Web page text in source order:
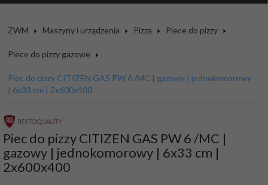
ZWM Maszyny i urządzenia Pizza Piece do pizzy
Piece do pizzy gazowe
Piec do pizzy CITIZEN GAS PW 6 /MC | gazowy | jednokomorowy
| 6x33 cm | 2x600x400
Piec do pizzy CITIZEN GAS PW 6 /MC |
gazowy | jednokomorowy | 6x33 cm |
2x600x400